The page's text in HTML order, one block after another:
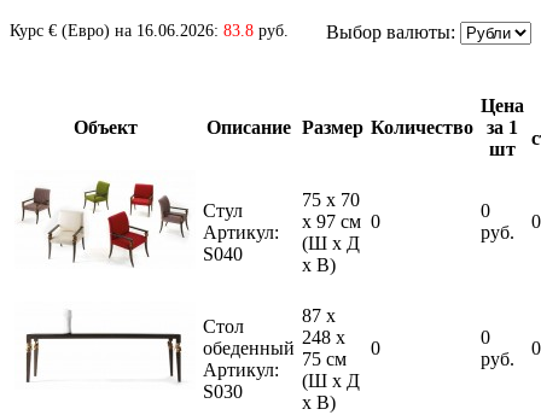
Выбор валюты:
Курс € (Евро) на 16.06.2026: 83.8 руб.
Объект Описание Размер Количество
Цена
за 1
шт
Стул
Артикул:
S040
75 x 70
x 97 см
(Ш х Д
х В)
0
0
руб.
0
Стол
обеденный
Артикул:
S030
87 x
248 x
75 см
(Ш х Д
х В)
0
0
руб.
0